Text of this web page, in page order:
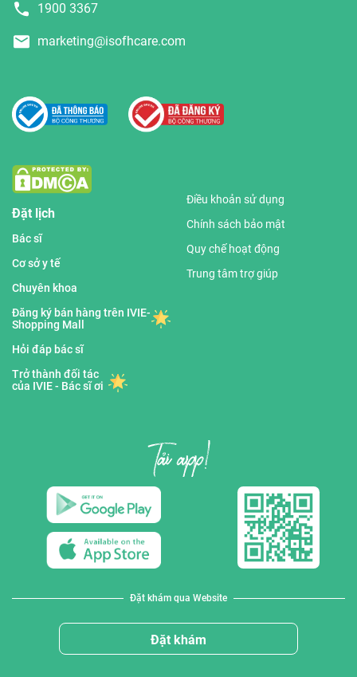
1900 3367
marketing@isofhcare.com
Đặt lịch
Bác sĩ
Cơ sở y tế
Chuyên khoa
Đăng ký bán hàng trên IVIE-
Shopping Mall
Hỏi đáp bác sĩ
Trở thành đối tác
của IVIE - Bác sĩ ơi
Điều khoản sử dụng
Chính sách bảo mật
Quy chế hoạt động
Trung tâm trợ giúp
Đặt khám qua Website
Đặt khám